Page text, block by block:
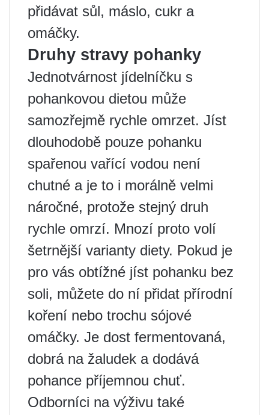
přidávat sůl, máslo, cukr a
omáčky.
Druhy stravy pohanky
Jednotvárnost jídelníčku s
pohankovou dietou může
samozřejmě rychle omrzet. Jíst
dlouhodobě pouze pohanku
spařenou vařící vodou není
chutné a je to i morálně velmi
náročné, protože stejný druh
rychle omrzí. Mnozí proto volí
šetrnější varianty diety. Pokud je
pro vás obtížné jíst pohanku bez
soli, můžete do ní přidat přírodní
koření nebo trochu sójové
omáčky. Je dost fermentovaná,
dobrá na žaludek a dodává
pohance příjemnou chuť.
Odborníci na výživu také